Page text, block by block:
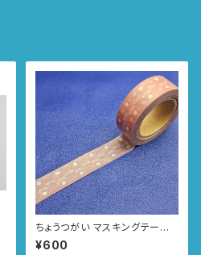
ちょうつがい マスキングテープ
幅15mm×10M
¥600